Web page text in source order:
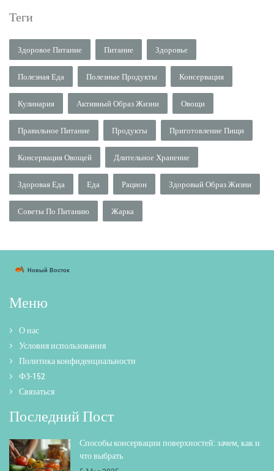
Теги
Здоровое Питание Питание Здоровье
Полезная Еда Полезные Продукты Консервация
Кулинария Активный Образ Жизни Овощи
Правильное Питание Продукты Приготовление Пищи
Консервация Овощей Длительное Хранение
Здоровая Еда Еда Рацион Здоровый Образ Жизни
Советы По Питанию Жарка
Меню
О нас
Условия использования
Политика конфиденциальности
ФЗ-152
Связаться
Последний Пост
Способы консервации поверхностей: зачем, как и
что выбрать